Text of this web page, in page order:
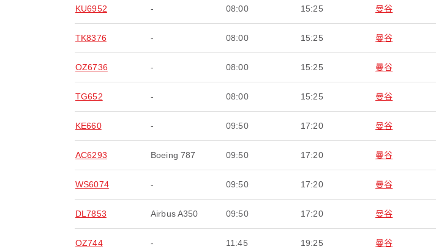
KU6952 - 08:00 15:25 曼谷
TK8376 - 08:00 15:25 曼谷
OZ6736 - 08:00 15:25 曼谷
TG652 - 08:00 15:25 曼谷
KE660 - 09:50 17:20 曼谷
AC6293 Boeing 787 09:50 17:20 曼谷
WS6074 - 09:50 17:20 曼谷
DL7853 Airbus A350 09:50 17:20 曼谷
OZ744 - 11:45 19:25 曼谷